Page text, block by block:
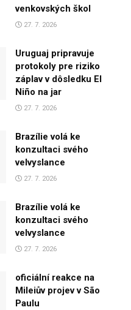
venkovských škol
27. 7. 2026
Uruguaj pripravuje
protokoly pre riziko
záplav v dôsledku El
Niño na jar
27. 7. 2026
Brazílie volá ke
konzultaci svého
velvyslance
27. 7. 2026
Brazílie volá ke
konzultaci svého
velvyslance
27. 7. 2026
oficiální reakce na
Mileiův projev v São
Paulu